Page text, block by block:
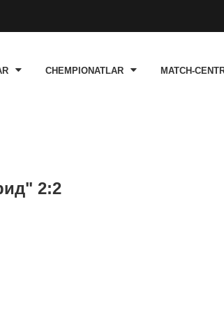
CHEMPIONATLAR MATCH-
2:2